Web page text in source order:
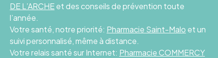
DE L’ARCHEet des conseils de prévention toute
l’année.
Votre santé, notre priorité: Pharmacie Saint-Malo et un
suivi personnalisé, même à distance.
Votre relais santé sur Internet: Pharmacie COMMERCY